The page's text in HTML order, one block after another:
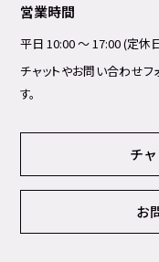
営業時間
平日 10:00 ～ 17:00 (定休
チャットやお問い合わせ
す。
チ
お